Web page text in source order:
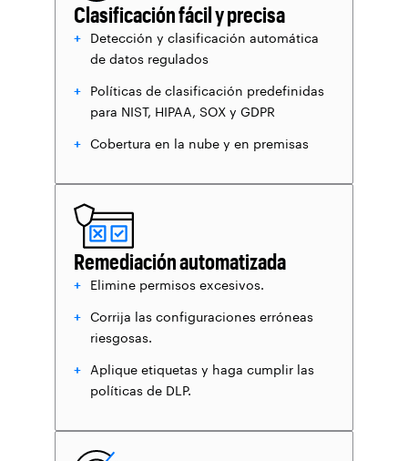
Clasificación fácil y precisa
Detección y clasificación automática
de datos regulados
Políticas de clasificación predefinidas
para NIST, HIPAA, SOX y GDPR
Cobertura en la nube y en premisas
Remediación automatizada
Elimine permisos excesivos.
Corrija las configuraciones erróneas
riesgosas.
Aplique etiquetas y haga cumplir las
políticas de DLP.